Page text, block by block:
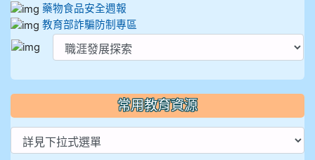
藥物食品安全週報
教育部詐騙防制專區
常用教育資源